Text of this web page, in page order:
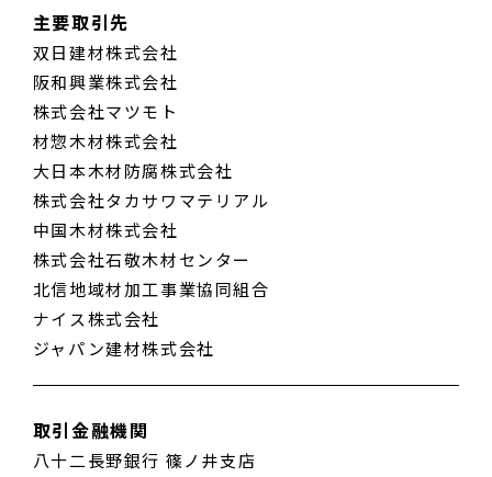
主要取引先
双日建材株式会社
阪和興業株式会社
株式会社マツモト
材惣木材株式会社
大日本木材防腐株式会社
株式会社タカサワマテリアル
中国木材株式会社
株式会社石敬木材センター
北信地域材加工事業協同組合
ナイス株式会社
ジャパン建材株式会社
取引金融機関
八十二長野銀行 篠ノ井支店